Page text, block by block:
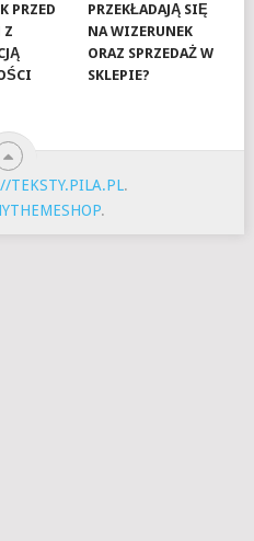
PRZED
Z
PRZEKŁADAJĄ SIĘ
NA WIZERUNEK
ORAZ SPRZEDAŻ W
SKLEPIE?
TEKSTY.PILA.PL.
.